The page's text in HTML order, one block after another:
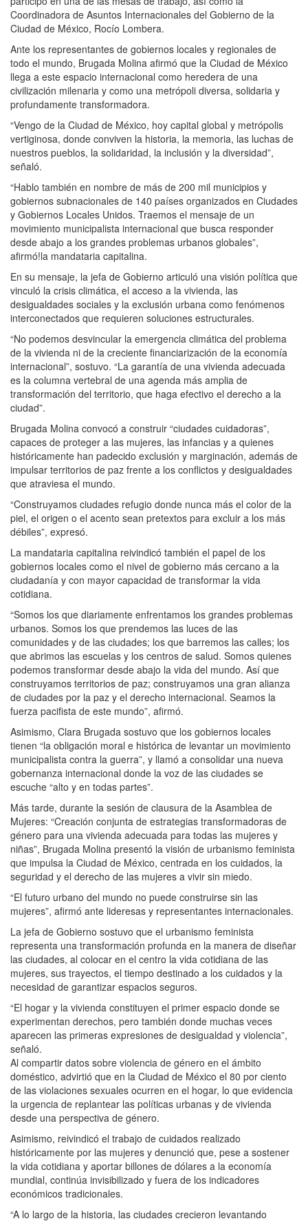
Coordinadora de Asuntos Internacionales del Gobierno de la
Ciudad de México, Rocío Lombera.
Ante los representantes de gobiernos locales y regionales de
todo el mundo, Brugada Molina afirmó que la Ciudad de México
llega a este espacio internacional como heredera de una
civilización milenaria y como una metrópoli diversa, solidaria y
profundamente transformadora.
“Vengo de la Ciudad de México, hoy capital global y metrópolis
vertiginosa, donde conviven la historia, la memoria, las luchas de
nuestros pueblos, la solidaridad, la inclusión y la diversidad”,
señaló.
“Hablo también en nombre de más de 200 mil municipios y
gobiernos subnacionales de 140 países organizados en Ciudades
y Gobiernos Locales Unidos. Traemos el mensaje de un
movimiento municipalista internacional que busca responder
desde abajo a los grandes problemas urbanos globales”,
afirmó!la mandataria capitalina.
En su mensaje, la jefa de Gobierno articuló una visión política que
vinculó la crisis climática, el acceso a la vivienda, las
desigualdades sociales y la exclusión urbana como fenómenos
interconectados que requieren soluciones estructurales.
“No podemos desvincular la emergencia climática del problema
de la vivienda ni de la creciente financiarización de la economía
internacional”, sostuvo. “La garantía de una vivienda adecuada
es la columna vertebral de una agenda más amplia de
transformación del territorio, que haga efectivo el derecho a la
ciudad”.
Brugada Molina convocó a construir “ciudades cuidadoras”,
capaces de proteger a las mujeres, las infancias y a quienes
históricamente han padecido exclusión y marginación, además de
impulsar territorios de paz frente a los conflictos y desigualdades
que atraviesa el mundo.
“Construyamos ciudades refugio donde nunca más el color de la
piel, el origen o el acento sean pretextos para excluir a los más
débiles”, expresó.
La mandataria capitalina reivindicó también el papel de los
gobiernos locales como el nivel de gobierno más cercano a la
ciudadanía y con mayor capacidad de transformar la vida
cotidiana.
“Somos los que diariamente enfrentamos los grandes problemas
urbanos. Somos los que prendemos las luces de las
comunidades y de las ciudades; los que barremos las calles; los
que abrimos las escuelas y los centros de salud. Somos quienes
podemos transformar desde abajo la vida del mundo. Así que
construyamos territorios de paz; construyamos una gran alianza
de ciudades por la paz y el derecho internacional. Seamos la
fuerza pacifista de este mundo”, afirmó.
Asimismo, Clara Brugada sostuvo que los gobiernos locales
tienen “la obligación moral e histórica de levantar un movimiento
municipalista contra la guerra”, y llamó a consolidar una nueva
gobernanza internacional donde la voz de las ciudades se
escuche “alto y en todas partes”.
Más tarde, durante la sesión de clausura de la Asamblea de
Mujeres: “Creación conjunta de estrategias transformadoras de
género para una vivienda adecuada para todas las mujeres y
niñas”, Brugada Molina presentó la visión de urbanismo feminista
que impulsa la Ciudad de México, centrada en los cuidados, la
seguridad y el derecho de las mujeres a vivir sin miedo.
“El futuro urbano del mundo no puede construirse sin las
mujeres”, afirmó ante lideresas y representantes internacionales.
La jefa de Gobierno sostuvo que el urbanismo feminista
representa una transformación profunda en la manera de diseñar
las ciudades, al colocar en el centro la vida cotidiana de las
mujeres, sus trayectos, el tiempo destinado a los cuidados y la
necesidad de garantizar espacios seguros.
“El hogar y la vivienda constituyen el primer espacio donde se
experimentan derechos, pero también donde muchas veces
aparecen las primeras expresiones de desigualdad y violencia”,
señaló.
Al compartir datos sobre violencia de género en el ámbito
doméstico, advirtió que en la Ciudad de México el 80 por ciento
de las violaciones sexuales ocurren en el hogar, lo que evidencia
la urgencia de replantear las políticas urbanas y de vivienda
desde una perspectiva de género.
Asimismo, reivindicó el trabajo de cuidados realizado
históricamente por las mujeres y denunció que, pese a sostener
la vida cotidiana y aportar billones de dólares a la economía
mundial, continúa invisibilizado y fuera de los indicadores
económicos tradicionales.
“A lo largo de la historia, las ciudades crecieron levantando